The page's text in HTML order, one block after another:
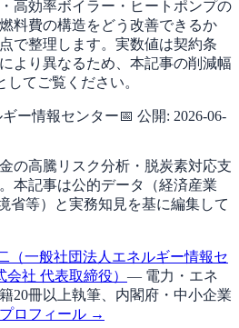
高効率ボイラー・ヒートポンプの
料費の構造をどう改善できるか
で整理します。実数値は契約条
より異なるため、本記事の削減幅
てご覧ください。
ー情報センター📅 公開: 2026-06-
の高騰リスク分析・脱炭素対応支
本記事は公的データ（経済産業
省等）と実務知見を基に編集して
（一般社団法人エネルギー情報セ
社 代表取締役） — 電力・エネ
20冊以上執筆、内閣府・中小企業
プロフィール →